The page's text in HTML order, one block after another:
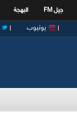
جيل FM البهجة
يوتيوب